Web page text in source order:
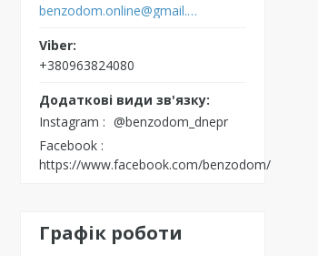
benzodom.online@gmail.com
+380963824080
Instagram
@benzodom_dnepr
Facebook
https://www.facebook.com/benzodom/
Графік роботи